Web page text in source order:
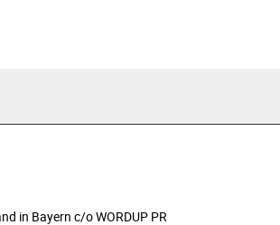
in Bayern c/o WORDUP PR